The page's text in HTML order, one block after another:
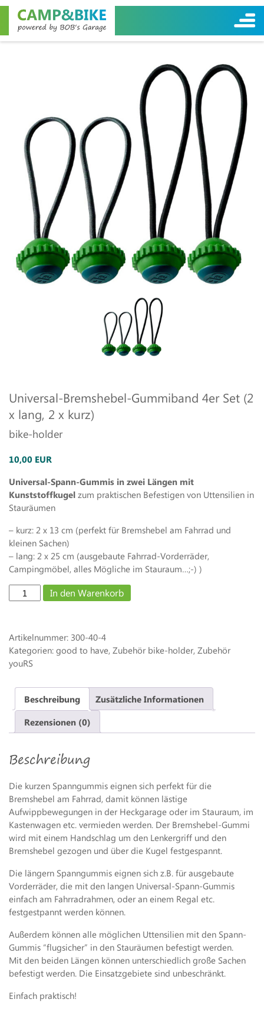
Universal-Bremshebel-Gummiband 4er Set (2
x lang, 2 x kurz)
bike-holder
10,00 EUR
Universal-Spann-Gummis in zwei Längen mit
Kunststoffkugel zum praktischen Befestigen von Uttensilien in
Stauräumen
– kurz: 2 x 13 cm (perfekt für Bremshebel am Fahrrad und
kleinen Sachen)
– lang: 2 x 25 cm (ausgebaute Fahrrad-Vorderräder,
Campingmöbel, alles Mögliche im Stauraum…;-) )
Universal-
Bremshebel-
Set
(2
x
kurz)
Menge
In den Warenkorb
Artikelnummer: 300-40-4
Kategorien: good to have, Zubehör bike-holder, Zubehör
youRS
Beschreibung
Zusätzliche Informationen
Rezensionen (0)
Beschreibung
Die kurzen Spanngummis eignen sich perfekt für die
Bremshebel am Fahrrad, damit können lästige
Aufwippbewegungen in der Heckgarage oder im Stauraum, im
Kastenwagen etc. vermieden werden. Der Bremshebel-Gummi
wird mit einem Handschlag um den Lenkergriff und den
Bremshebel gezogen und über die Kugel festgespannt.
Die längern Spanngummis eignen sich z.B. für ausgebaute
Vorderräder, die mit den langen Universal-Spann-Gummis
einfach am Fahrradrahmen, oder an einem Regal etc.
festgestpannt werden können.
Außerdem können alle möglichen Uttensilien mit den Spann-
Gummis “flugsicher” in den Stauräumen befestigt werden.
Mit den beiden Längen können unterschiedlich große Sachen
befestigt werden. Die Einsatzgebiete sind unbeschränkt.
Einfach praktisch!